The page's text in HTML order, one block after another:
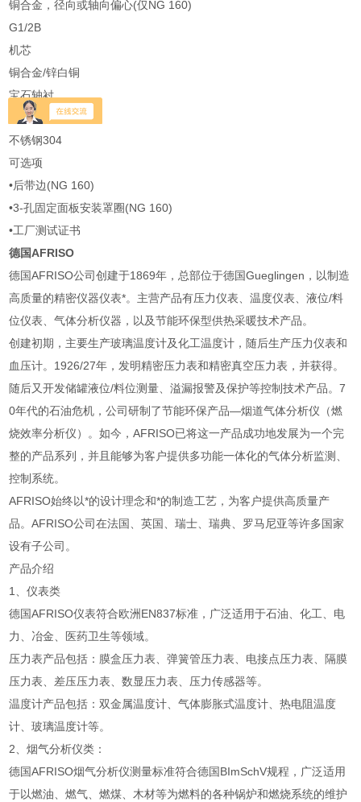
铜合金，径向或轴向偏心(仅NG 160)
G1/2B
机芯
铜合金/锌白铜
宝石轴衬
表壳
不锈钢304
可选项
•后带边(NG 160)
•3-孔固定面板安装罩圈(NG 160)
•工厂测试证书
德国AFRISO
德国AFRISO公司创建于1869年，总部位于德国Gueglingen，以制造
高质量的精密仪器仪表*。主营产品有压力仪表、温度仪表、液位/料
位仪表、气体分析仪器，以及节能环保型供热采暖技术产品。
创建初期，主要生产玻璃温度计及化工温度计，随后生产压力仪表和
血压计。1926/27年，发明精密压力表和精密真空压力表，并获得。
随后又开发储罐液位/料位测量、溢漏报警及保护等控制技术产品。7
0年代的石油危机，公司研制了节能环保产品—烟道气体分析仪（燃
烧效率分析仪）。如今，AFRISO已将这一产品成功地发展为一个完
整的产品系列，并且能够为客户提供多功能一体化的气体分析监测、
控制系统。
AFRISO始终以*的设计理念和*的制造工艺，为客户提供高质量产
品。AFRISO公司在法国、英国、瑞士、瑞典、罗马尼亚等许多国家
设有子公司。
产品介绍
1、仪表类
德国AFRISO仪表符合欧洲EN837标准，广泛适用于石油、化工、电
力、冶金、医药卫生等领域。
压力表产品包括：膜盒压力表、弹簧管压力表、电接点压力表、隔膜
压力表、差压压力表、数显压力表、压力传感器等。
温度计产品包括：双金属温度计、气体膨胀式温度计、热电阻温度
计、玻璃温度计等。
2、烟气分析仪类：
德国AFRISO烟气分析仪测量标准符合德国BImSchV规程，广泛适用
于以燃油、燃气、燃煤、木材等为燃料的各种锅炉和燃烧系统的维护